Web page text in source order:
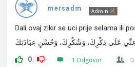
mersadm Admin
Dali ovaj zikir se uci prije selama ili
عَلَى ذِكْرِكَ، وَشُكْرِكَ، وَحُسْنِ عِبَادَتِكَ
0
1 Odgovor 0